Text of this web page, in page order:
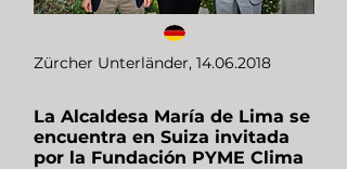
Zürcher Unterländer, 14.06.2018
La Alcaldesa María de Lima se
encuentra en Suiza invitada
por la Fundación PYME Clima